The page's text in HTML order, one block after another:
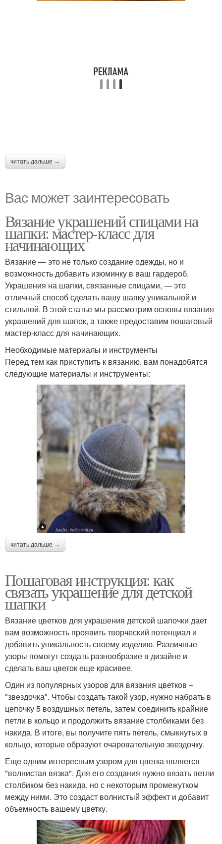
читать дальше →
Вас может заинтересовать
Вязание украшений спицами на
шапки: мастер-класс для
начинающих
Вязание — это не только создание одежды, но и
возможность добавить изюминку в ваш гардероб.
Украшения на шапки, связанные спицами, — это
отличный способ сделать вашу шапку уникальной и
стильной. В этой статье мы рассмотрим основы вязания
украшений для шапок, а также предоставим пошаговый
мастер-класс для начинающих.
Необходимые материалы и инструменты
Перед тем как приступить к вязанию, вам понадобятся
следующие материалы и инструменты:
читать дальше →
Пошаговая инструкция: как
связать украшение для детской
шапки
Вязание цветков для украшения детской шапочки дает
вам возможность проявить творческий потенциал и
добавить уникальность своему изделию. Различные
узоры помогут создать разнообразие в дизайне и
сделать ваш цветок еще красивее.
Один из популярных узоров для вязания цветков –
"звездочка". Чтобы создать такой узор, нужно набрать в
цепочку 5 воздушных петель, затем соединить крайние
петли в кольцо и продолжить вязание столбиками без
накида. В итоге, вы получите пять петель, смыкнутых в
кольцо, которые образуют очаровательную звездочку.
Еще одним интересным узором для цветка является
"волнистая вязка". Для его создания нужно вязать петли
столбиком без накида, но с некоторым промежутком
между ними. Это создаст волнистый эффект и добавит
объемность вашему цветку.